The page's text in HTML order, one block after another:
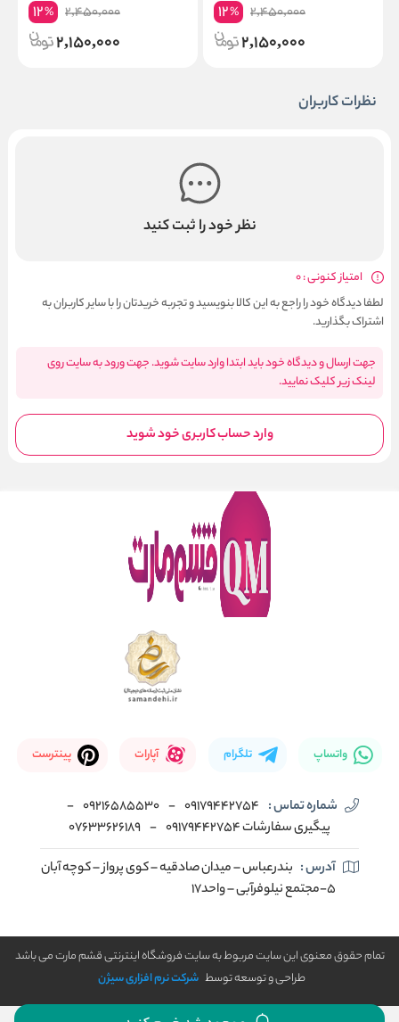
2,450,000
12%
2,150,000
2,450,000
12%
2,150,000
نظرات کاربران
نظر خود را ثبت کنید
امتیاز کنونی : 0
لطفا دیدگاه خود را راجع به این کالا بنویسید و تجربه خریدتان را با سایر کاربران به
اشتراک بگذارید.
جهت ارسال و دیدگاه خود باید ابتدا وارد سایت شوید. جهت ورود به سایت روی
لینک زیر کلیک نمایید.
وارد حساب کاربری خود شوید
واتساپ تلگرام آپارات پینترست
شماره تماس : 09179442754
-
09216585530
-
پیگیری سفارشات 09179442754
-
07633626189
آدرس : بندرعباس – میدان صادقیه – کوی پرواز – کوچه آبان
5-مجتمع نیلوفرآبی – واحد17
تمام حقوق معنوی این سایت مربوط به سایت فروشگاه اینترنتی قشم مارت می باشد
طراحی و توسعه توسط شرکت نرم افزاری سیژن